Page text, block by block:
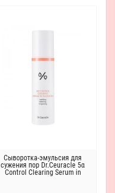
Сыворотка-эмульсия для
сужения пор Dr.Ceuracle 5α
Control Clearing Serum in